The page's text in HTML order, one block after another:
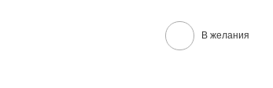
В желания